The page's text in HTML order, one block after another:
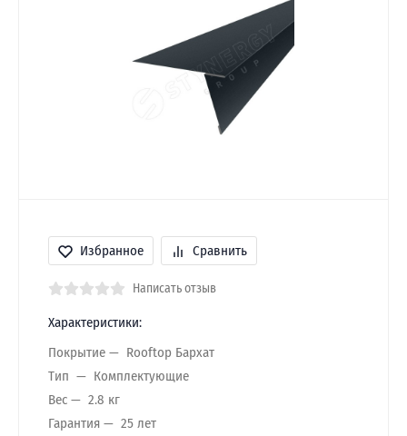
Избранное Сравнить
Написать отзыв
Характеристики:
Покрытие
Rooftop Бархат
Тип
Комплектующие
Вес
2.8 кг
Гарантия
25 лет